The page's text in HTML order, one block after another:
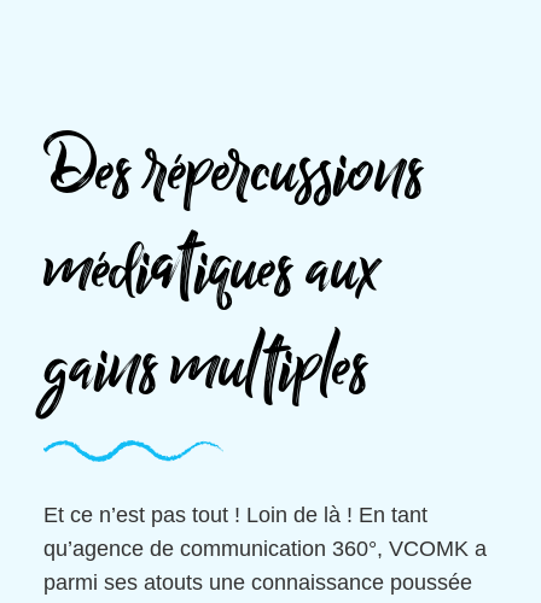
Des répercussions
médiatiques aux
gains multiples
Et ce n’est pas tout ! Loin de là ! En tant
qu’agence de communication 360°, VCOMK a
parmi ses atouts une connaissance poussée